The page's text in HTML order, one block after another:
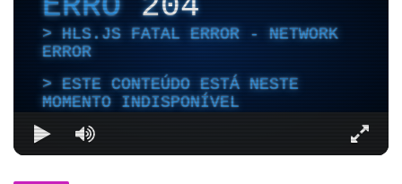
HLS.JS FATAL ERROR - NETWORK
ERROR
ESTE CONTEÚDO ESTÁ NESTE
MOMENTO INDISPONÍVEL